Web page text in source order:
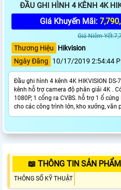
ĐẦU GHI HÌNH 4 KÊNH 4K
Giá Khuyến Mãi:
Giá Niêm
Thương Hiệu
Hikvision
Ngày Đăng
10/17/2019 2:54:44
Đầu ghi hình 4 kênh 4K HIKVISION
kênh hỗ trợ camera độ phân giải 4K .
1080P, 1 cổng ra CVBS. hỗ trợ 1 ổ
cho các công trình lớn, kho xưởng, văn
📖 THÔNG TIN SẢN
THÔNG SỐ KỸ THUẬT